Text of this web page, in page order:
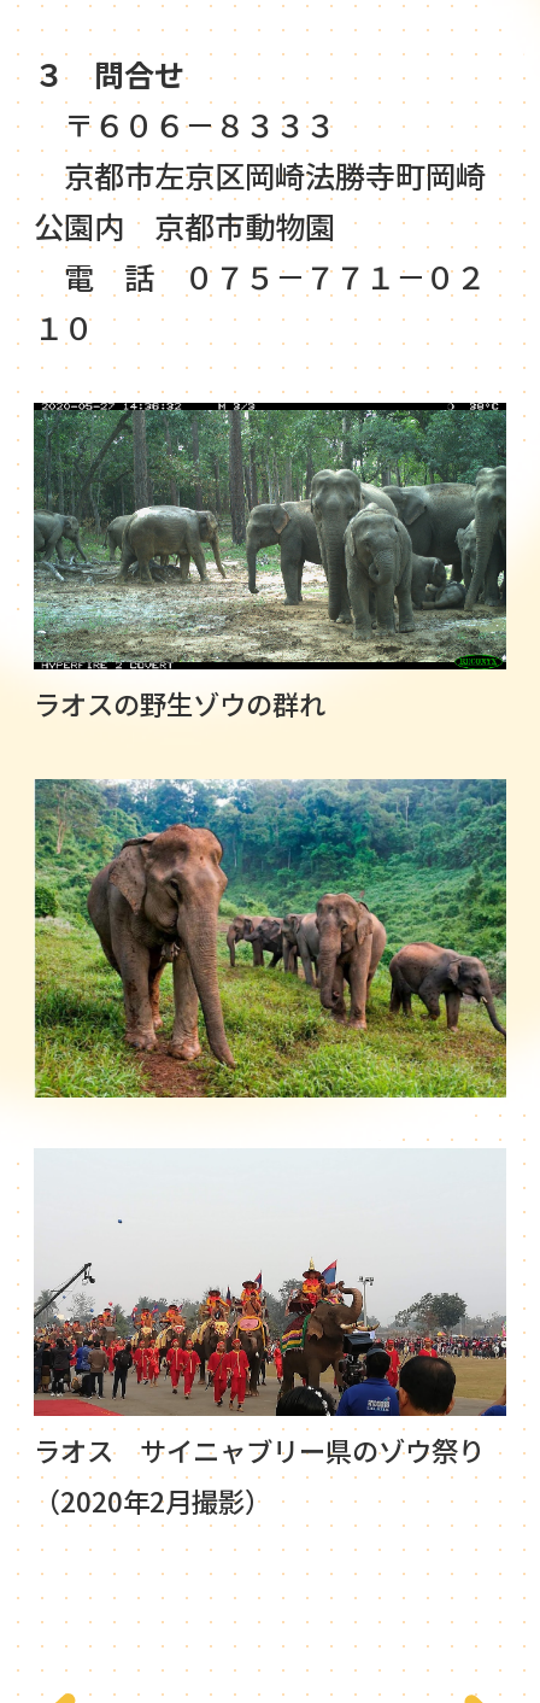
３ 問合せ
〒６０６－８３３３
京都市左京区岡崎法勝寺町岡崎
公園内 京都市動物園
電 話 ０７５－７７１－０２
１０
ラオスの野生ゾウの群れ
ラオス サイニャブリー県のゾウ祭り
（2020年2月撮影）